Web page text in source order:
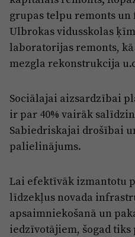
grupas telpu remonts un
Ulbrokas vidusskolas
laboratorijas remonts,
mezgla rekonstrukcija
Sociālajai aizsardzībai
ir par 40% vairāk
Sabiedriskajai drošībai
palielinājums.
Lai efektīvāk izmantotu
līdzekļus novada
apsaimniekošanā un
iedzīvotājiem, šogad